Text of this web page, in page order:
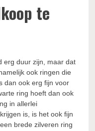
te
erg duur zijn, maar dat
ook ringen die
dan ook erg fijn voor
ring hoeft dan ook
in allerlei
is, is het ook fijn
brede zilveren ring